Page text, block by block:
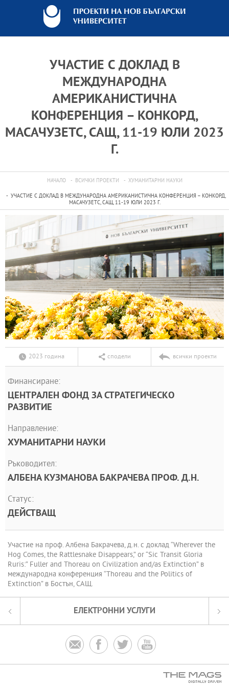
УЧАСТИЕ С ДОКЛАД В
МЕЖДУНАРОДНА
АМЕРИКАНИСТИЧНА
КОНФЕРЕНЦИЯ – КОНКОРД,
МАСАЧУЗЕТС, САЩ, 11-19 ЮЛИ 2023
Г.
НАЧАЛО ВСИЧКИ ПРОЕКТИ ХУМАНИТАРНИ НАУКИ
УЧАСТИЕ С ДОКЛАД В МЕЖДУНАРОДНА АМЕРИКАНИСТИЧНА КОНФЕРЕНЦИЯ – КОНКОРД,
МАСАЧУЗЕТС, САЩ, 11-19 ЮЛИ 2023 Г.
2023 година сподели всички проекти
Финансиране:
ЦЕНТРАЛЕН ФОНД ЗА СТРАТЕГИЧЕСКО
РАЗВИТИЕ
Направление:
ХУМАНИТАРНИ НАУКИ
Ръководител:
АЛБЕНА КУЗМАНОВА БАКРАЧЕВА ПРОФ. Д.Н.
Статус:
ДЕЙСТВАЩ
Участие на проф. Албена Бакрачева, д.н. с доклад “Wherever the
Hog Comes, the Rattlesnake Disappears,” or “Sic Transit Gloria
Ruris:” Fuller and Thoreau on Civilization and/as Extinction” в
международна конференция “Thoreau and the Politics of
Extinction” в Бостън, САЩ.
ЕЛЕКТРОННИ УСЛУГИ
   